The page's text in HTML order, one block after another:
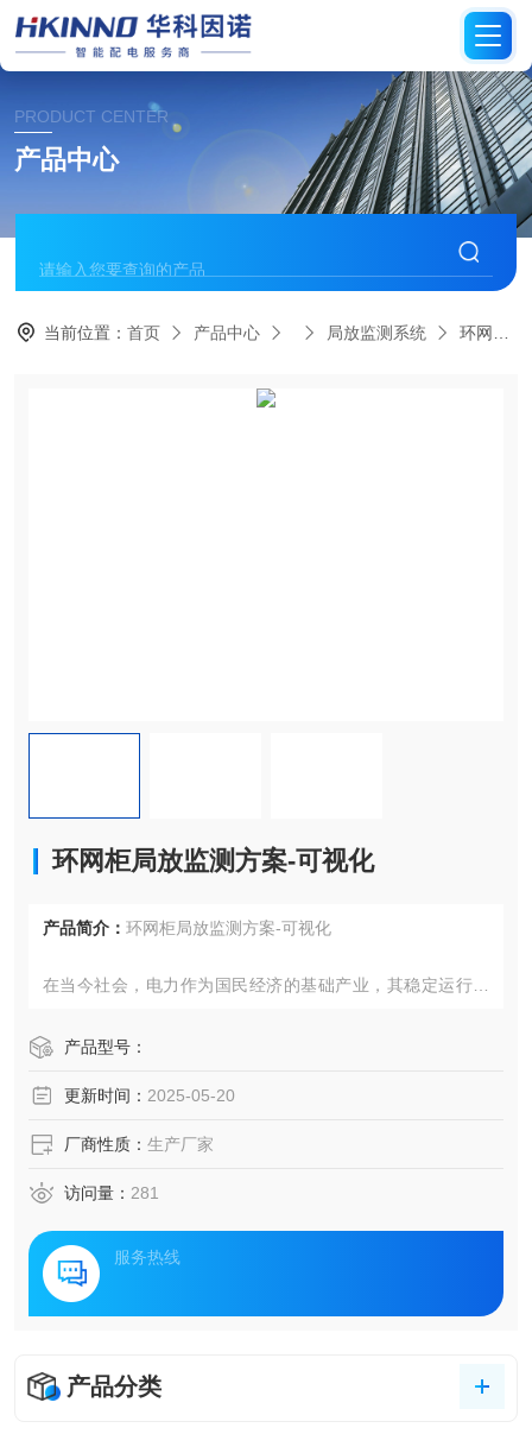
PRODUCT CENTER
产品中心
当前位置：首页 产品中心 局放监测系统 环网柜局放监测方案-可视化
环网柜局放监测方案-可视化
产品简介： 环网柜局放监测方案-可视化
在当今社会，电力作为国民经济的基础产业，其稳定运行至
大，电力设备数量急剧增加，如何确保这些设备的安全、可
创新的电力设备监测解决方案应运而生，它通过实时监测电
提供了有力保障。
产品型号：
更新时间： 2025-05-20
厂商性质： 生产厂家
访问量： 281
服务热线
产品分类